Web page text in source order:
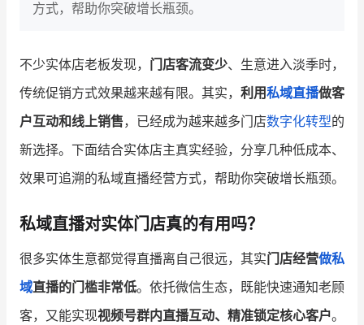
产品更新动态 帮助中心
新零售资讯
培训课程
商家社区 社群交流
方式，帮助你突破增长瓶颈。
不少实体店老板发现， 门店客流变少、生意进入淡季时，
传统促销方式效果越来越有限。其实， 利用私域直播做客
户互动和线上销售，已经成为越来越多门店数字化转型的
新选择。下面结合实体店主真实经验，分享几种低成本、
效果可追溯的私域直播经营方式，帮助你突破增长瓶颈。
私域直播对实体门店真的有用吗？
很多实体生意都觉得直播离自己很远，其实门店经营做私
域直播的门槛非常低。依托微信生态，既能快速通知老顾
客，又能实现视频号群内直播互动、精准锁定核心客户。